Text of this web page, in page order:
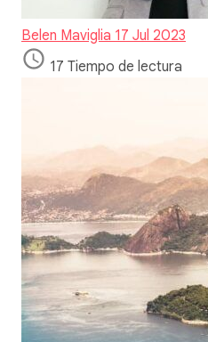
Belen Maviglia 17 Jul 2023
17 Tiempo de lectura